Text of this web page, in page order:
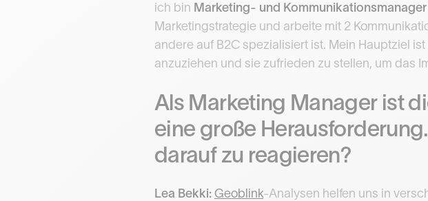
ich bin Marketing- und Kommunikationsmanager
Marketingstrategie und arbeite mit 2
andere auf B2C spezialisiert ist. Mein Hauptziel
anzuziehen und sie zufrieden zu stellen, um das
Als Marketing Manager ist
eine große
darauf zu reagieren?
Lea Bekki: Geoblink-Analysen helfen uns in